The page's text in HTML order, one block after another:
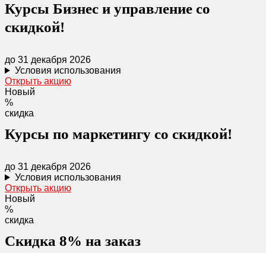
Курсы Бизнес и управление со
скидкой!
до 31 декабря 2026
Условия использования
Открыть акцию
Новый
%
скидка
Курсы по маркетингу со скидкой!
до 31 декабря 2026
Условия использования
Открыть акцию
Новый
%
скидка
Скидка 8% на заказ